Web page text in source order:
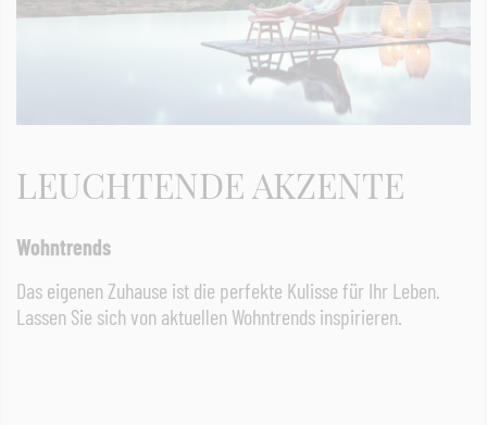
LEUCHTENDE AKZENTE
Wohntrends
Das eigenen Zuhause ist die perfekte Kulisse für Ihr Leben.
Lassen Sie sich von aktuellen Wohntrends inspirieren.